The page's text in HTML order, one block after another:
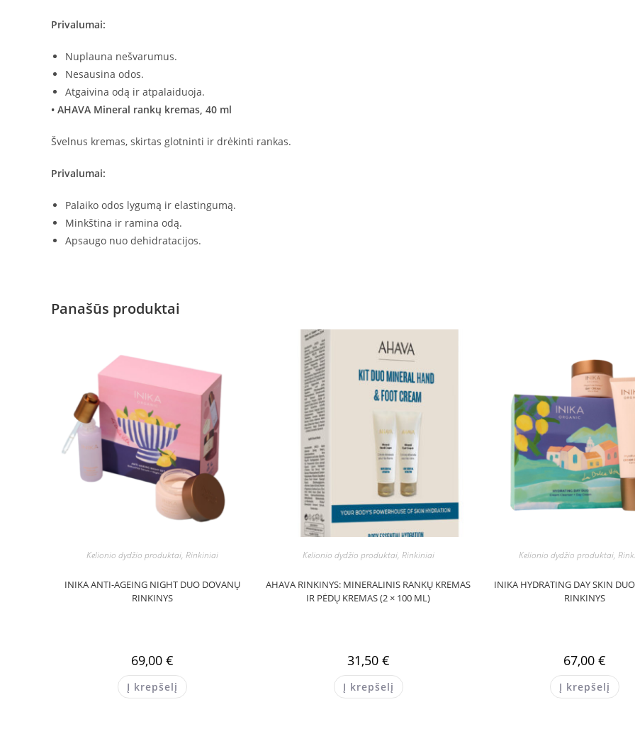
Privalumai:
Nuplauna nešvarumus.
Nesausina odos.
Atgaivina odą ir atpalaiduoja.
• AHAVA Mineral rankų kremas, 40 ml
Švelnus kremas, skirtas glotninti ir drėkinti rankas.
Privalumai:
Palaiko odos lygumą ir elastingumą.
Minkština ir ramina odą.
Apsaugo nuo dehidratacijos.
Panašūs produktai
Kelionio dydžio produktai, Rinkiniai
INIKA ANTI-AGEING NIGHT DUO DOVANŲ
RINKINYS
69,00 €
Į krepšelį
Kelionio dydžio produktai, Rinkiniai
AHAVA RINKINYS: MINERALINIS RANKŲ KREMAS
IR PĖDŲ KREMAS (2 × 100 ML)
31,50 €
Į krepšelį
Kelionio dydžio produktai,
INIKA HYDRATING DAY SKIN
RINKINYS
67,00 €
Į krepšelį